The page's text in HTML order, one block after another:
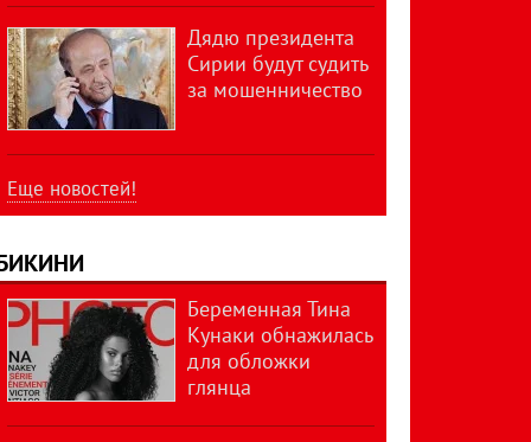
Дядю президента
Сирии будут судить
за мошенничество
Еще новостей!
Беременная Тина
Кунаки обнажилась
для обложки
глянца